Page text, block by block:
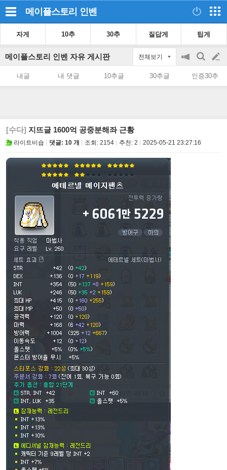
메이플스토리 인벤
자게 10추 30추 질답게 팁게
메이플스토리 인벤 자유 게시판 전체보기
공
on/off
검
색
글
쓰
내글 내 댓글 10추글 30추글 인증30추
[수다] 지뜨글 1600억 공중분해좌 근황
라이트비숍 댓글: 10 개 조회: 2154 추천: 2 2025-05-21 23:27:16